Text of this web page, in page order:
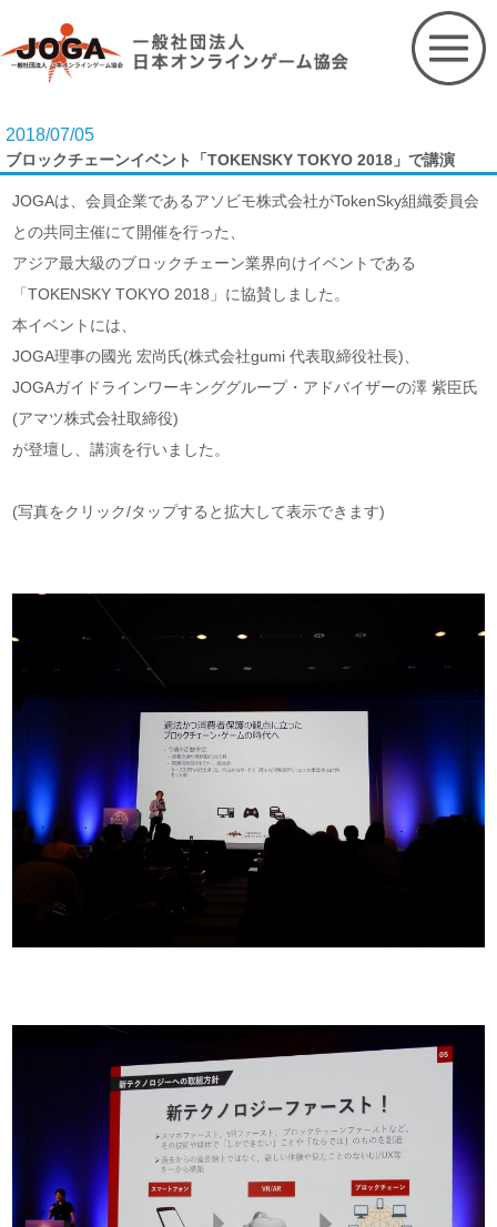
content
2018/07/05
ブロックチェーンイベント「TOKENSKY TOKYO 2018」で講演
JOGAは、会員企業であるアソビモ株式会社がTokenSky組織委員会
との共同主催にて開催を行った、
アジア最大級のブロックチェーン業界向けイベントである
「TOKENSKY TOKYO 2018」に協賛しました。
本イベントには、
JOGA理事の國光 宏尚氏(株式会社gumi 代表取締役社長)、
JOGAガイドラインワーキンググループ・アドバイザーの澤 紫臣氏
(アマツ株式会社取締役)
が登壇し、講演を行いました。
(写真をクリック/タップすると拡大して表示できます)